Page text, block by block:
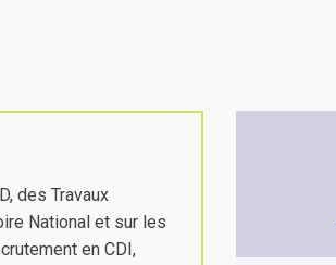
des Travaux
National et sur les
en CDI,